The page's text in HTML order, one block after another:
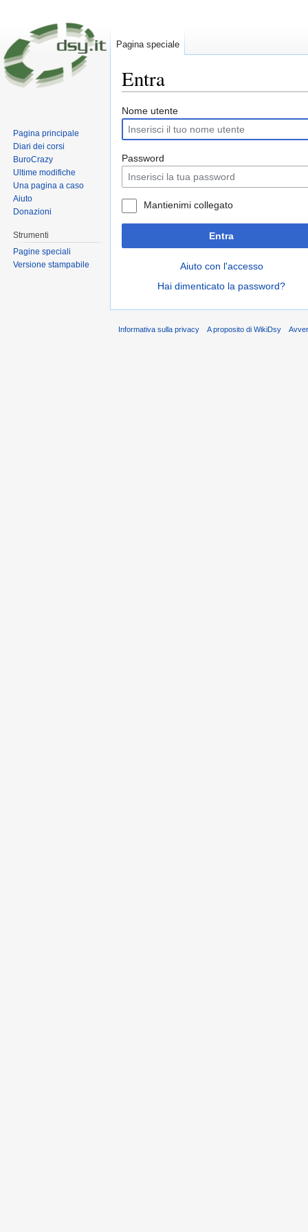
Entra
Nome utente
Password
Mantienimi collegato
Entra
Aiuto con l'accesso
Hai dimenticato la password?
Pagina speciale
Pagina principale
Diari dei corsi
BuroCrazy
Ultime modifiche
Una pagina a caso
Aiuto
Donazioni
Strumenti
Pagine speciali
Versione stampabile
Informativa sulla privacy A proposito di WikiDsy